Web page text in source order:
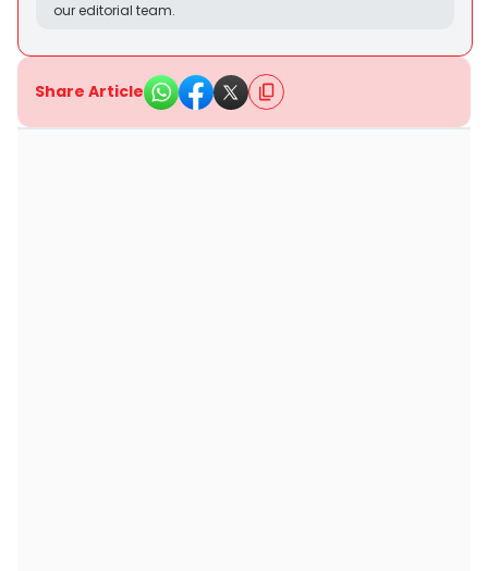
our editorial team.
Share Article